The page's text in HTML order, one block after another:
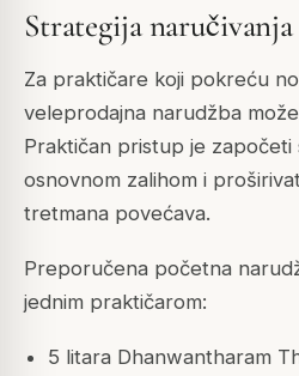
Strategija naručivanja
Za praktičare koji pokreću
veleprodajna narudžba
Praktičan pristup je započeti
osnovnom zalihom i
tretmana povećava.
Preporučena početna
jednim praktičarom:
5 litara Dhanwantharam